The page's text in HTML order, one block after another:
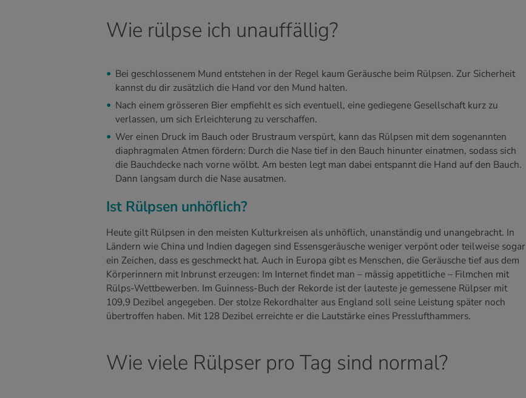
Wie rülpse ich unauffällig?
Bei geschlossenem Mund entstehen in der Regel kaum Geräusche beim Rülpsen. Zur Sicherheit
kannst du dir zusätzlich die Hand vor den Mund halten.
Nach einem grösseren Bier empfiehlt es sich eventuell, eine gediegene Gesellschaft kurz zu
verlassen, um sich Erleichterung zu verschaffen.
Wer einen Druck im Bauch oder Brustraum verspürt, kann das Rülpsen mit dem sogenannten
diaphragmalen Atmen fördern: Durch die Nase tief in den Bauch hinunter einatmen, sodass sich
die Bauchdecke nach vorne wölbt. Am besten legt man dabei entspannt die Hand auf den Bauch.
Dann langsam durch die Nase ausatmen.
Ist Rülpsen unhöflich?
Heute gilt Rülpsen in den meisten Kulturkreisen als unhöflich, unanständig und unangebracht. In
Ländern wie China und Indien dagegen sind Essensgeräusche weniger verpönt oder teilweise sogar
ein Zeichen, dass es geschmeckt hat. Auch in Europa gibt es Menschen, die Geräusche tief aus dem
Körperinnern mit Inbrunst erzeugen: Im Internet findet man – mässig appetitliche – Filmchen mit
Rülps-Wettbewerben. Im Guinness-Buch der Rekorde ist der lauteste je gemessene Rülpser mit
109,9 Dezibel angegeben. Der stolze Rekordhalter aus England soll seine Leistung später noch
übertroffen haben. Mit 128 Dezibel erreichte er die Lautstärke eines Presslufthammers.
Wie viele Rülpser pro Tag sind normal?